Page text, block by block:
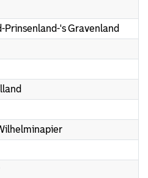
Prinsenland-'s Gravenland